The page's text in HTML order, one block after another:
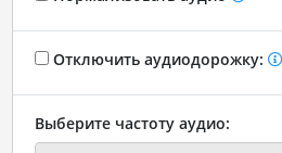
Отключить аудиодорожку:
Выберите частоту аудио: